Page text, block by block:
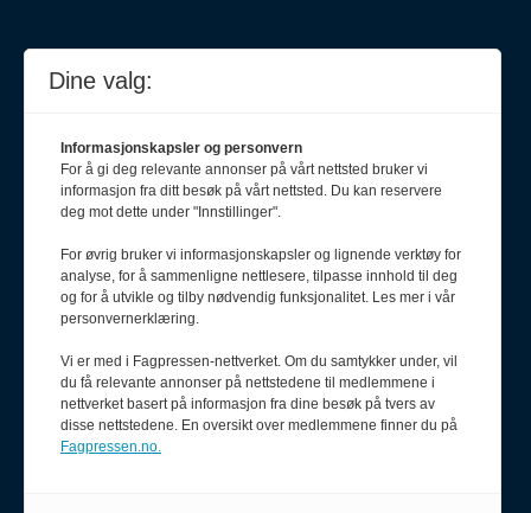
Meld deg på nyhetsbrev
Dine valg:
Informasjonskapsler og personvern
For å gi deg relevante annonser på vårt nettsted bruker vi
informasjon fra ditt besøk på vårt nettsted. Du kan reservere
deg mot dette under "Innstillinger".
For øvrig bruker vi informasjonskapsler og lignende verktøy for
analyse, for å sammenligne nettlesere, tilpasse innhold til deg
og for å utvikle og tilby nødvendig funksjonalitet. Les mer i vår
personvernerklæring.
Vi er med i Fagpressen-nettverket. Om du samtykker under, vil
du få relevante annonser på nettstedene til medlemmene i
nettverket basert på informasjon fra dine besøk på tvers av
disse nettstedene. En oversikt over medlemmene finner du på
Fagpressen.no.